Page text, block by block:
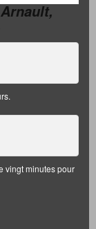
vingt minutes pour